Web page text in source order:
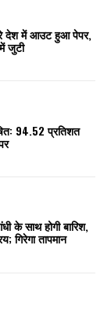
देश में आउट हुआ पेपर,
जुटी
94.52 प्रतिशत
के साथ होगी बारिश,
गिरेगा तापमान